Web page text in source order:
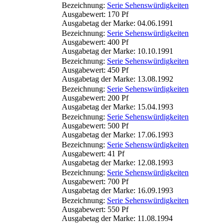
Bezeichnung: Serie Sehenswürdigkeiten
Ausgabewert: 170 Pf
Ausgabetag der Marke: 04.06.1991
Bezeichnung: Serie Sehenswürdigkeiten
Ausgabewert: 400 Pf
Ausgabetag der Marke: 10.10.1991
Bezeichnung: Serie Sehenswürdigkeiten
Ausgabewert: 450 Pf
Ausgabetag der Marke: 13.08.1992
Bezeichnung: Serie Sehenswürdigkeiten
Ausgabewert: 200 Pf
Ausgabetag der Marke: 15.04.1993
Bezeichnung: Serie Sehenswürdigkeiten
Ausgabewert: 500 Pf
Ausgabetag der Marke: 17.06.1993
Bezeichnung: Serie Sehenswürdigkeiten
Ausgabewert: 41 Pf
Ausgabetag der Marke: 12.08.1993
Bezeichnung: Serie Sehenswürdigkeiten
Ausgabewert: 700 Pf
Ausgabetag der Marke: 16.09.1993
Bezeichnung: Serie Sehenswürdigkeiten
Ausgabewert: 550 Pf
Ausgabetag der Marke: 11.08.1994